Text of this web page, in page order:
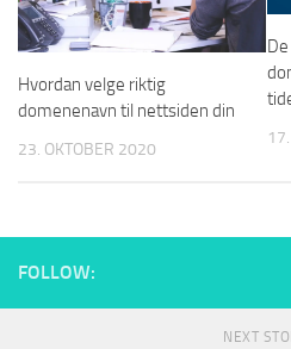
Hvordan velge riktig
domenenavn til nettsiden din
23. OKTOBER 2020
FOLLOW:
NEXT